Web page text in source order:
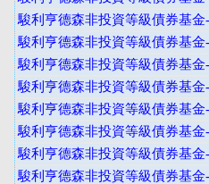
駿利亨德森非投資等級債券基
駿利亨德森非投資等級債券基
駿利亨德森非投資等級債券基金
駿利亨德森非投資等級債券基
駿利亨德森非投資等級債券基
駿利亨德森非投資等級債券基
駿利亨德森非投資等級債券基
駿利亨德森非投資等級債券基